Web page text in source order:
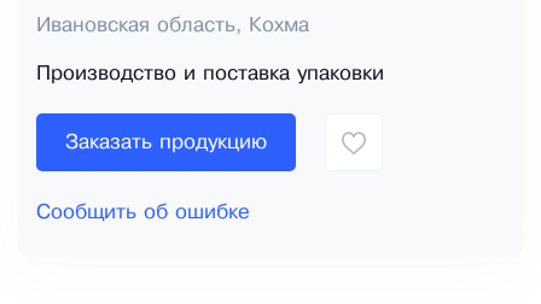
Ивановская область, Кохма
Производство и поставка упаковки
Заказать продукцию
Сообщить об ошибке